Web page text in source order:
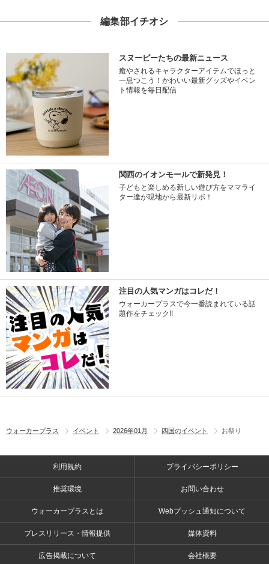
編集部イチオシ
スヌーピーたちの最新ニュース
癒やされるキャラクターアイテムでほっと
一息つこう！かわいい最新グッズやイベン
ト情報を毎日配信
関西のイオンモールで新発見！
子どもと楽しめる新しい遊び方をママライ
ター達が現地から最新リポ！
注目の人気マンガはコレだ！
ウォーカープラスで今一番読まれている話
題作をチェック!!
ウォーカープラス イベント 2026年01月 四国のイベント お祭り
利用規約 プライバシーポリシー
推奨環境 お問い合わせ
ウォーカープラスとは Webプッシュ通知について
プレスリリース・情報提供 媒体資料
広告掲載について 会社概要